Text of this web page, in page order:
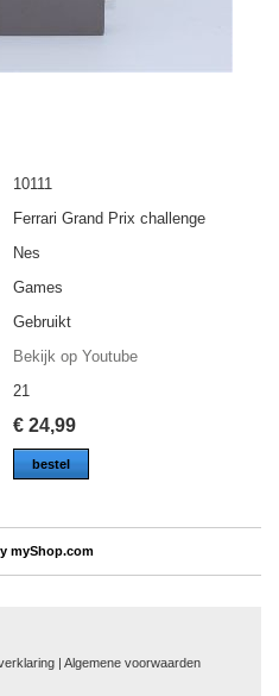
10111
Ferrari Grand Prix challenge
Nes
Games
Gebruikt
Bekijk op Youtube
21
€ 24,99
bestel
myShop.com
| Algemene voorwaarden